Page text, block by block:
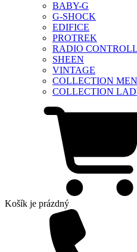
BABY-G
G-SHOCK
EDIFICE
PROTREK
RADIO
SHEEN
VINTAGE
COLLECTION MEN
COLLECTION
Košík je prázdný